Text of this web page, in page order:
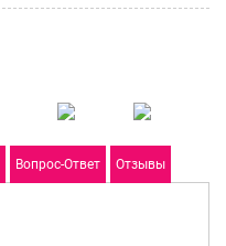
Вопрос-Ответ Отзывы